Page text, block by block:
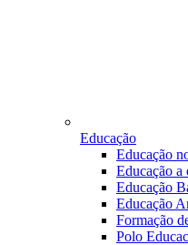
Educação
Educação
Educação a
Educação
Educação
Formação
Polo